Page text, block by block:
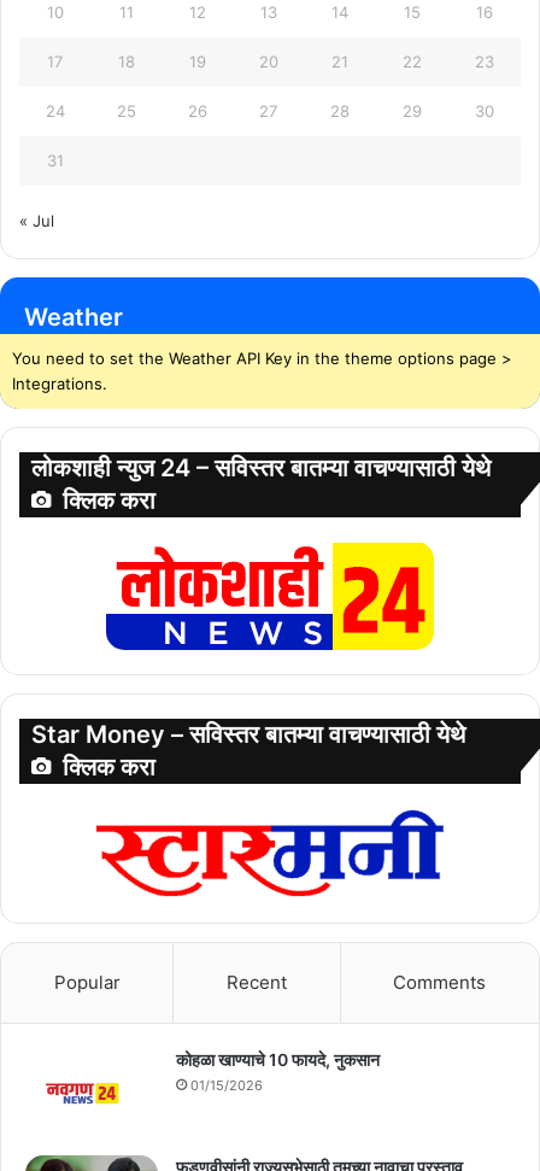
10 11 12 13 14 15 16
17 18 19 20 21 22 23
24 25 26 27 28 29 30
31
« Jul
Weather
You need to set the Weather API Key in the theme options page >
Integrations.
लोकशाही न्युज 24 – सविस्तर बातम्या वाचण्यासाठी येथे
क्लिक करा
Star Money – सविस्तर बातम्या वाचण्यासाठी येथे
क्लिक करा
Popular Recent Comments
कोहळा खाण्याचे 10 फायदे, नुकसान
01/15/2026
फडणवीसांनी राज्यसभेसाठी तुमच्या नावाचा प्रस्ताव